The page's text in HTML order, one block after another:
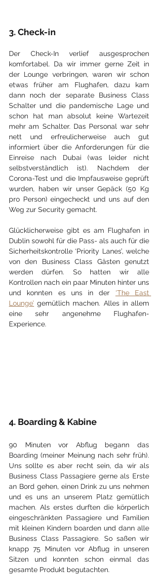
3. Check-in
Der Check-In verlief ausgesprochen
komfortabel. Da wir immer gerne Zeit in
der Lounge verbringen, waren wir schon
etwas früher am Flughafen, dazu kam
dann noch der separate Business Class
Schalter und die pandemische Lage und
schon hat man absolut keine Wartezeit
mehr am Schalter. Das Personal war sehr
nett und erfreulicherweise auch gut
informiert über die Anforderungen für die
Einreise nach Dubai (was leider nicht
selbstverständlich ist). Nachdem der
Corona-Test und die Impfausweise geprüft
wurden, haben wir unser Gepäck (50 Kg
pro Person) eingecheckt und uns auf den
Weg zur Security gemacht.
Glücklicherweise gibt es am Flughafen in
Dublin sowohl für die Pass- als auch für die
Sicherheitskontrolle ‘Priority Lanes’, welche
von den Business Class Gästen genutzt
werden dürfen. So hatten wir alle
Kontrollen nach ein paar Minuten hinter uns
und konnten es uns in der ‘The East
Lounge’ gemütlich machen. Alles in allem
eine sehr angenehme Flughafen-
Experience.
4. Boarding & Kabine
90 Minuten vor Abflug begann das
Boarding (meiner Meinung nach sehr früh).
Uns sollte es aber recht sein, da wir als
Business Class Passagiere gerne als Erste
an Bord gehen, einen Drink zu uns nehmen
und es uns an unserem Platz gemütlich
machen. Als erstes durften die körperlich
eingeschränkten Passagiere und Familien
mit kleinen Kindern boarden und dann alle
Business Class Passagiere. So saßen wir
knapp 75 Minuten vor Abflug in unseren
Sitzen und konnten schon einmal das
gesamte Produkt begutachten.